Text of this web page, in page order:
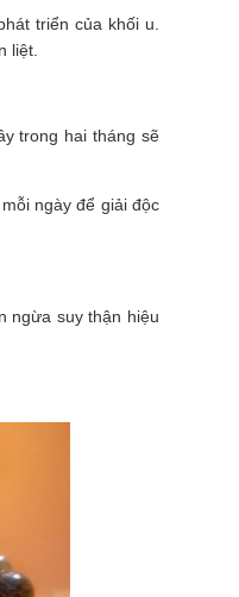
triển của khối u.
liệt.
trong hai tháng sẽ
ngày để giải độc
ngừa suy thận hiệu